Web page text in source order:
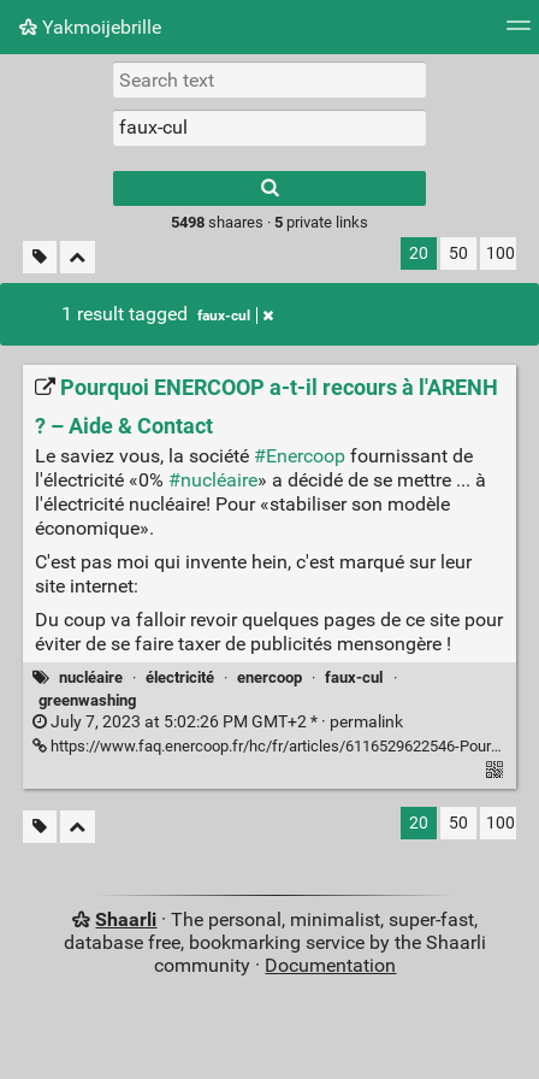
Yakmoijebrille
Picture wall
results.
5498shaares · 5private links
20 50 100
1 result tagged faux-cul
Pourquoi ENERCOOP a-t-il recours à l'ARENH
? – Aide & Contact
Le saviez vous, la société #Enercoopfournissant de
l'électricité «0% #nucléaire» a décidé de se mettre ... à
l'électricité nucléaire! Pour «stabiliser son modèle
économique».
C'est pas moi qui invente hein, c'est marqué sur leur
site internet:
Du coup va falloir revoir quelques pages de ce site pour
éviter de se faire taxer de publicités mensongère !
nucléaire · électricité · enercoop · faux-cul
·
greenwashing
July 7, 2023 at 5:02:26 PM GMT+2 * · permalink
https://www.faq.enercoop.fr/hc/fr/articles/6116529622546-Pourquoi-ENERCOOP-a-t-il-recours-%C3%A0-l-ARENH-
20 50 100
Shaarli · The personal, minimalist, super-fast,
database free, bookmarking service by the Shaarli
community · Documentation